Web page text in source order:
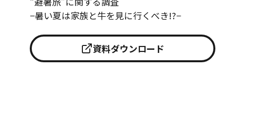
−暑い夏は家族と牛を見に行くべき!?−
資料ダウンロード